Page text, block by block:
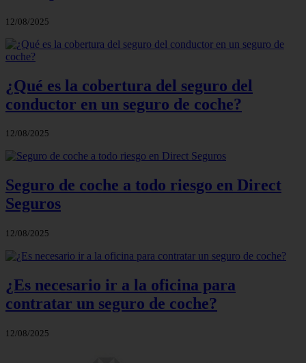
12/08/2025
¿Qué es la cobertura del seguro del
conductor en un seguro de coche?
12/08/2025
Seguro de coche a todo riesgo en Direct
Seguros
12/08/2025
¿Es necesario ir a la oficina para
contratar un seguro de coche?
12/08/2025